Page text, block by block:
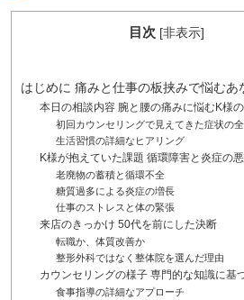
目次 [非表示]
はじめに 痛みと仕事の板挟みで悩むあ
本日の相談内容 腕と腰の痛みに悩むK様
初回カウンセリングで見えてきた症状の
生活習慣の詳細なヒアリング
K様が抱えていた課題 循環障害と炎症の
老廃物の蓄積と循環不全
糖質過多による炎症の増長
仕事のストレスと体の緊張
来店のきっかけ 50代を前にした決断
転職か、体質改善か
整形外科ではなく整体院を選んだ理由
カウンセリングの様子 専門的な知識に基
食事指導の詳細なアプローチ